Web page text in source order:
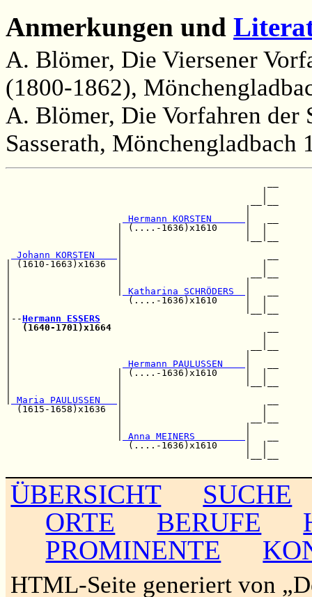
Anmerkungen und
A. Blömer, Die Viersener
(1800-1862),
A. Blömer, Die Vorfahren der
Sasserath, Mönchengladbach
Hermann KORSTEN
                    | (....-1636)x1610     |  |
Johann KORSTEN
| (1610-1663)x1636  |                         |
Katharina SCHRÖDERS
|                     (....-1636)x1610     |  |
|--Hermann ESSERS
(1640-1701)x1664
Hermann PAULUSSEN
|                   | (....-1636)x1610     |  |
Maria PAULUSSEN
  (1615-1658)x1636  |                         |
Anna MEINERS
                      (....-1636)x1610     |  |
ÜBERSICHT
SUCHE
ORTE
BERUFE
PROMINENTE
HTML-Seite generiert von